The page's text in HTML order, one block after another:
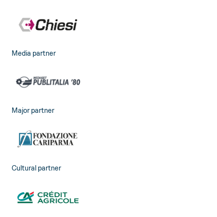
Media partner
Major partner
Cultural partner